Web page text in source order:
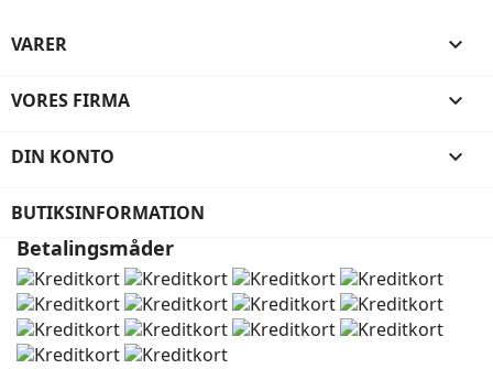
VARER 
VORES FIRMA 
DIN KONTO 
BUTIKSINFORMATION
Betalingsmåder